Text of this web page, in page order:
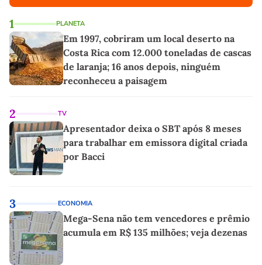
1 PLANETA
Em 1997, cobriram um local deserto na
Costa Rica com 12.000 toneladas de cascas
de laranja; 16 anos depois, ninguém
reconheceu a paisagem
2 TV
Apresentador deixa o SBT após 8 meses
para trabalhar em emissora digital criada
por Bacci
3 ECONOMIA
Mega-Sena não tem vencedores e prêmio
acumula em R$ 135 milhões; veja dezenas